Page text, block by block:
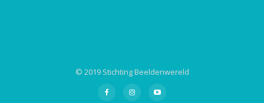
© 2019 Stichting Beeldenwereld
fa-
fa-
fa-